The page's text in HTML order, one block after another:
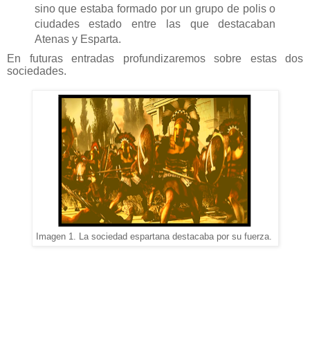
sino que estaba formado por un grupo de polis o
ciudades estado entre las que destacaban
Atenas y Esparta.
En futuras entradas profundizaremos sobre estas dos
sociedades.
Imagen 1. La sociedad espartana destacaba por su fuerza.